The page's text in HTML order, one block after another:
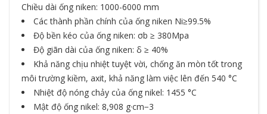
Chiều dài ống niken: 1000-6000 mm
Các thành phần chính của ống niken Ni≥99.5%
Độ bền kéo của ống niken: σb ≥ 380Mpa
Độ giãn dài của ống niken: δ ≥ 40%
Khả năng chịu nhiệt tuyệt vời, chống ăn mòn tốt trong
môi trường kiềm, axit, khả năng làm việc lên đến 540 °C
Nhiệt độ nóng chảy của ống nikel: 1455 °C
Mật độ ống nikel: 8,908 g·cm−3